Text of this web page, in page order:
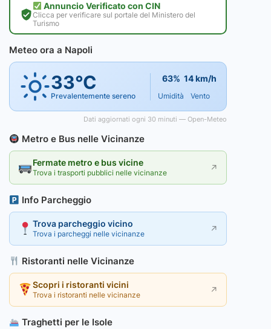
Annuncio Verificato con CIN
Clicca per verificare sul portale del Ministero del
Turismo
Meteo ora a Napoli
33°C
Prevalentemente sereno
63%
Umidità
14 km/h
Vento
Dati aggiornati ogni 30 minuti — Open-Meteo
Metro e Bus nelle Vicinanze
Fermate metro e bus vicine
Trova i trasporti pubblici nelle vicinanze ↗
Info Parcheggio
Trova parcheggio vicino
Trova i parcheggi nelle vicinanze ↗
Ristoranti nelle Vicinanze
Scopri i ristoranti vicini
Trova i ristoranti nelle vicinanze ↗
Traghetti per le Isole